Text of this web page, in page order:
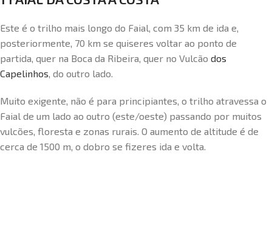
Este é o trilho mais longo do Faial, com 35 km de ida e,
posteriormente, 70 km se quiseres voltar ao ponto de
partida, quer na Boca da Ribeira, quer no Vulcão dos
Capelinhos, do outro lado.
Muito exigente, não é para principiantes, o trilho atravessa o
Faial de um lado ao outro (este/oeste) passando por muitos
vulcões, floresta e zonas rurais. O aumento de altitude é de
cerca de 1500 m, o dobro se fizeres ida e volta.